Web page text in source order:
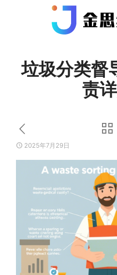
垃圾分类督
责
2025年7月29日